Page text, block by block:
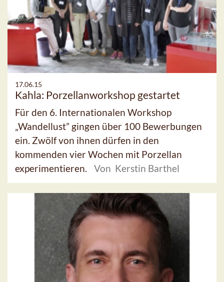
17.06.15
Kahla: Porzellanworkshop gestartet
Für den 6. Internationalen Workshop
„Wandellust” gingen über 100 Bewerbungen
ein. Zwölf von ihnen dürfen in den
kommenden vier Wochen mit Porzellan
experimentieren.
Von Kerstin Barthel